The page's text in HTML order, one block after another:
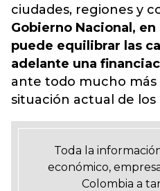
ciudades, regiones y
Gobierno Nacional,
puede equilibrar las
adelante una
ante todo mucho
situación actual de los
Toda la
económico,
Colombia a